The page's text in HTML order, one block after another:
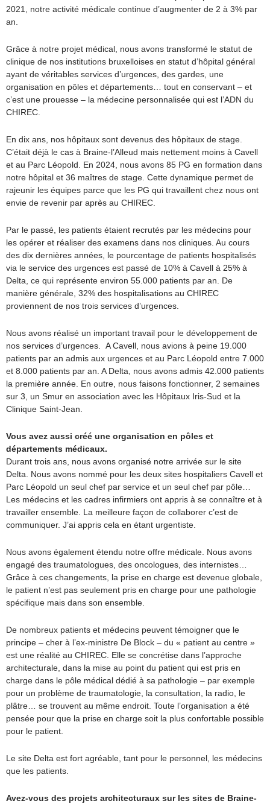
2021, notre activité médicale continue d’augmenter de 2 à 3% par
an.
Grâce à notre projet médical, nous avons transformé le statut de
clinique de nos institutions bruxelloises en statut d’hôpital général
ayant de véritables services d’urgences, des gardes, une
organisation en pôles et départements… tout en conservant – et
c’est une prouesse – la médecine personnalisée qui est l’ADN du
CHIREC.
En dix ans, nos hôpitaux sont devenus des hôpitaux de stage.
C’était déjà le cas à Braine-l’Alleud mais nettement moins à Cavell
et au Parc Léopold. En 2024, nous avons 85 PG en formation dans
notre hôpital et 36 maîtres de stage. Cette dynamique permet de
rajeunir les équipes parce que les PG qui travaillent chez nous ont
envie de revenir par après au CHIREC.
Par le passé, les patients étaient recrutés par les médecins pour
les opérer et réaliser des examens dans nos cliniques. Au cours
des dix dernières années, le pourcentage de patients hospitalisés
via le service des urgences est passé de 10% à Cavell à 25% à
Delta, ce qui représente environ 55.000 patients par an. De
manière générale, 32% des hospitalisations au CHIREC
proviennent de nos trois services d’urgences.
Nous avons réalisé un important travail pour le développement de
nos services d’urgences. A Cavell, nous avions à peine 19.000
patients par an admis aux urgences et au Parc Léopold entre 7.000
et 8.000 patients par an. A Delta, nous avons admis 42.000 patients
la première année. En outre, nous faisons fonctionner, 2 semaines
sur 3, un Smur en association avec les Hôpitaux Iris-Sud et la
Clinique Saint-Jean.
Vous avez aussi créé une organisation en pôles et
départements médicaux.
Durant trois ans, nous avons organisé notre arrivée sur le site
Delta. Nous avons nommé pour les deux sites hospitaliers Cavell et
Parc Léopold un seul chef par service et un seul chef par pôle…
Les médecins et les cadres infirmiers ont appris à se connaître et à
travailler ensemble. La meilleure façon de collaborer c’est de
communiquer. J’ai appris cela en étant urgentiste.
Nous avons également étendu notre offre médicale. Nous avons
engagé des traumatologues, des oncologues, des internistes…
Grâce à ces changements, la prise en charge est devenue globale,
le patient n’est pas seulement pris en charge pour une pathologie
spécifique mais dans son ensemble.
De nombreux patients et médecins peuvent témoigner que le
principe – cher à l’ex-ministre De Block – du « patient au centre »
est une réalité au CHIREC. Elle se concrétise dans l’approche
architecturale, dans la mise au point du patient qui est pris en
charge dans le pôle médical dédié à sa pathologie – par exemple
pour un problème de traumatologie, la consultation, la radio, le
plâtre… se trouvent au même endroit. Toute l’organisation a été
pensée pour que la prise en charge soit la plus confortable possible
pour le patient.
Le site Delta est fort agréable, tant pour le personnel, les médecins
que les patients.
Avez-vous des projets architecturaux sur les sites de Braine-